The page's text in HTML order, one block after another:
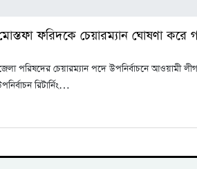
ফরিদকে চেয়ারম্যান ঘোষণা করে
পরিষদের চেয়ারম্যান পদে উপনির্বাচনে আওয়ামী
রিটার্নিং…